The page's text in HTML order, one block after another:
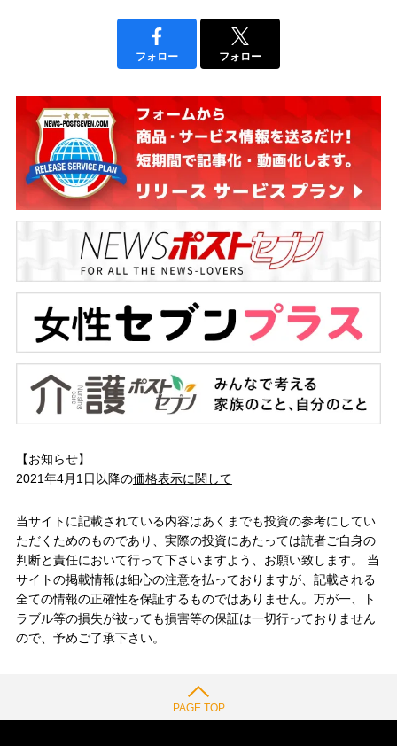
フォロー フォロー
【お知らせ】
2021年4月1日以降の価格表示に関して
当サイトに記載されている内容はあくまでも投資の参考にしてい
ただくためのものであり、実際の投資にあたっては読者ご自身の
判断と責任において行って下さいますよう、お願い致します。 当
サイトの掲載情報は細心の注意を払っておりますが、記載される
全ての情報の正確性を保証するものではありません。万が一、ト
ラブル等の損失が被っても損害等の保証は一切行っておりません
ので、予めご了承下さい。
PAGE TOP